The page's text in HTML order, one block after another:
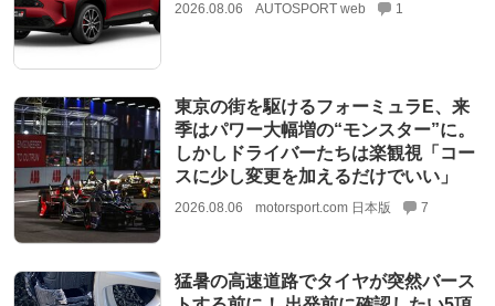
2026.08.06 AUTOSPORT web 1
東京の街を駆けるフォーミュラE、来
季はパワー大幅増の“モンスター”に。
しかしドライバーたちは楽観視「コー
スに少し変更を加えるだけでいい」
2026.08.06 motorsport.com 日本版 7
猛暑の高速道路でタイヤが突然バース